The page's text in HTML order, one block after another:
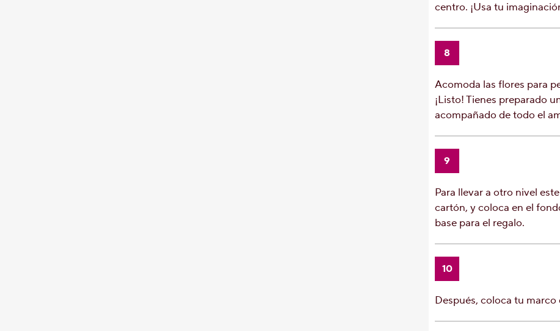
centro. ¡Usa tu
8
Acomoda las flores para
¡Listo! Tienes preparado
acompañado de todo el
9
Para llevar a otro nivel
cartón, y coloca en el
base para el regalo.
10
Después, coloca tu marco